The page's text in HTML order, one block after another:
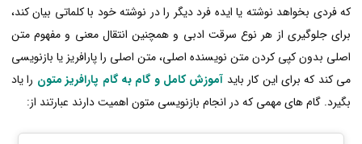
که فردی بخواهد نوشته یا ایده فرد دیگر را در نوشته خود با کلماتی بیان کند،
برای جلوگیری از هر نوع سرقت ادبی و همچنین انتقال معنی و مفهوم متن
اصلی بدون کپی کردن متن نویسنده اصلی، متن اصلی را پارافریز یا بازنویسی
می کند که برای این کار باید آموزش کامل و گام به گام پارافریز متون را یاد
بگیرد. گام های مهمی که در انجام بازنویسی متون اهمیت دارند عبارتند از: